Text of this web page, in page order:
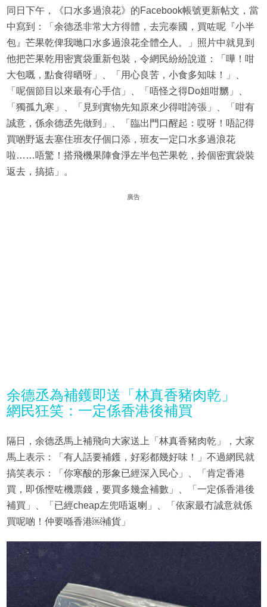
同日下午，《口水多過浪花》的Facebook帳號更新帖文，當
中寫到：「余德丞非常大方得體，去完泰國，買咗呢『小半
包』芒果乾俾我哋口水多過浪花全體仝人。」照片中就見到
他把芒果乾用密實袋重新包裝，令網民紛紛說道：「嘩！咁
大包嘅，點食得晒呀」、「用心良苦，小食多知味！」、
「呢個節目以來最有心手信」、「唔怪之得Do姐咁嬲」、
「獨孤九寒」、「見到實物先知原來少得咁誇張」、「咁有
誠意，係余德丞先做到」、「臨出門口醒起：哎呀！唔記得
買啲野返去塞住班友仔個口添，班友一定口水多過浪花
啦……唔驚！搭飛機果陣食淨左半包芒果乾，拎個密實袋裝
返去，搞掂」。
廣告
余德丞為補鑊即送「林真香豬肉乾」
網民狂笑：一定係香港後補買
隔日，余德丞馬上補飛向大家送上「林真香豬肉乾」，大家
馬上表示：「有人話要補鑊，好彩都幾好味！」不過網民就
搞笑表示：「你寒酸的形象已經深入民心」、「肯定香港
買，即係慳咗機票錢，要買多幾盒補數」、「一定係香港後
補買」、「已經cheap左兜唔返喇」、「依家最冇誠意就係
買呢啲！仲要喺香港￼補貨」